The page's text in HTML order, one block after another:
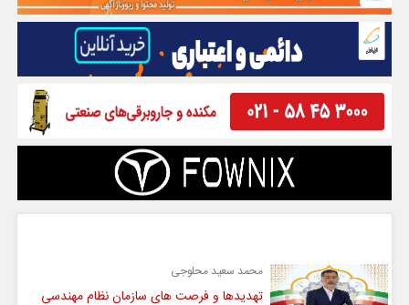
محمد سعید محلوجی
تهدیدها و فرصت های سازمان نظام مهندسی